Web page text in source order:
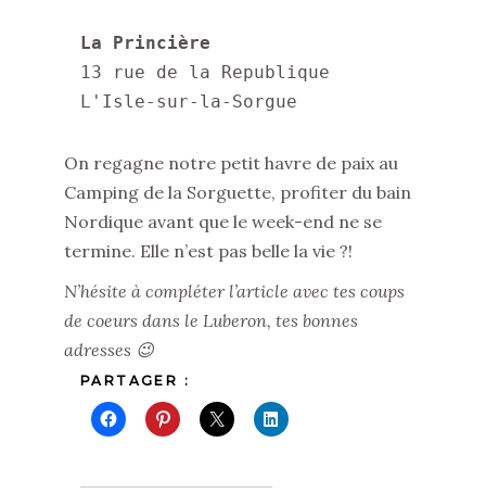
La Princière
13 rue de la Republique
L'Isle-sur-la-Sorgue
On regagne notre petit havre de paix au
Camping de la Sorguette, profiter du bain
Nordique avant que le week-end ne se
termine. Elle n’est pas belle la vie ?!
N’hésite à compléter l’article avec tes coups
de coeurs dans le Luberon, tes bonnes
adresses 😉
PARTAGER :